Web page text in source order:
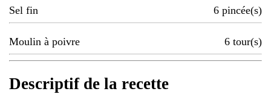
Sel fin 6 pincée(s)
Moulin à poivre 6 tour(s)
Descriptif de la recette